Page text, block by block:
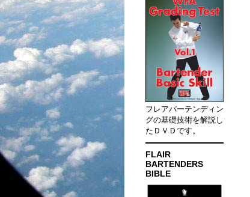
フレアバーテンディン
グの基礎技術を解説し
たＤＶＤです。
FLAIR
BARTENDERS
BIBLE